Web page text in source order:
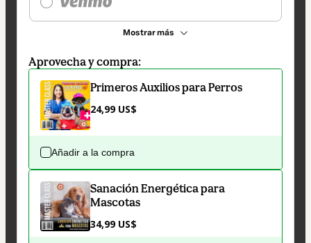
Mostrar más
Aprovecha y compra:
Primeros Auxilios para Perros
24,99 US$
Añadir a la compra
Sanación Energética para
Mascotas
34,99 US$